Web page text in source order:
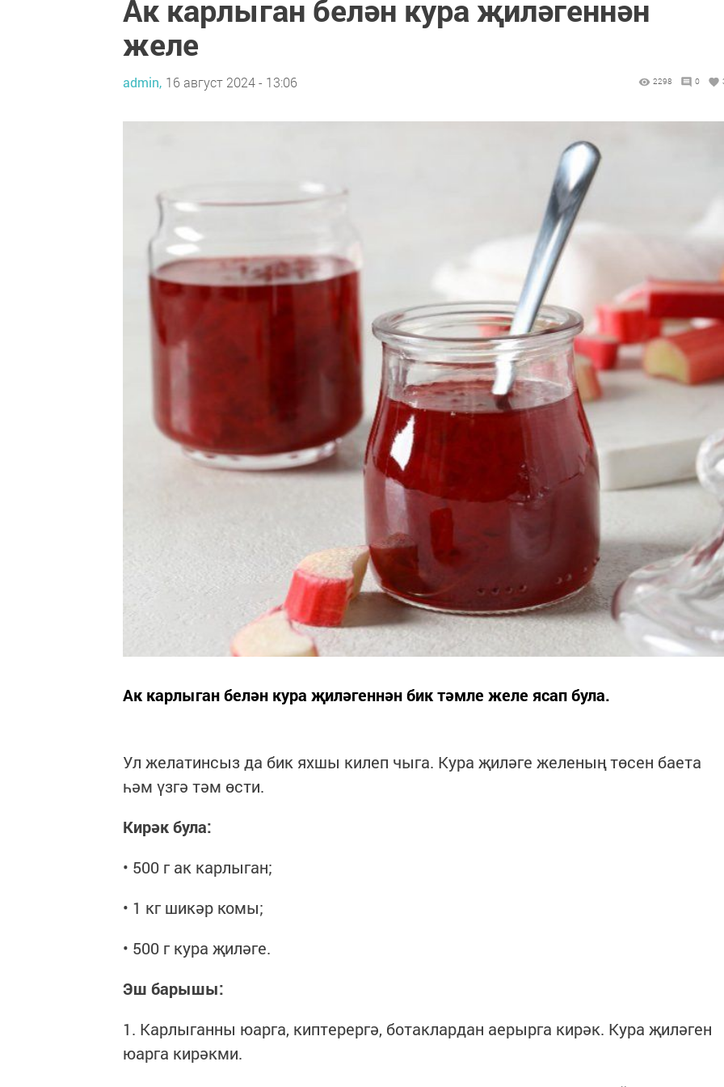
Ак карлыган белән кура җиләгеннән
желе
admin, 16 август 2024 - 13:06 2298 0
Ак карлыган белән кура җиләгеннән бик тәмле желе ясап була.
Ул желатинсыз да бик яхшы килеп чыга. Кура җиләге желеның төсен баета
һәм үзгә тәм өсти.
Кирәк була:
• 500 г ак карлыган;
• 1 кг шикәр комы;
• 500 г кура җиләге.
Эш барышы:
1. Карлыганны юарга, киптерергә, ботаклардан аерырга кирәк. Кура җиләген
юарга кирәкми.